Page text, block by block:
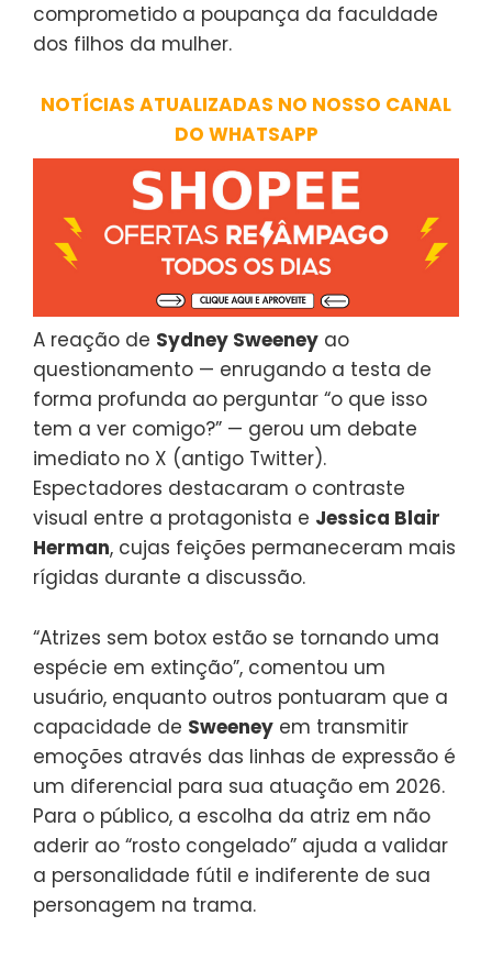
comprometido a poupança da faculdade
dos filhos da mulher.
NOTÍCIAS ATUALIZADAS NO NOSSO CANAL
DO WHATSAPP
A reação de Sydney Sweeney ao
questionamento — enrugando a testa de
forma profunda ao perguntar “o que isso
tem a ver comigo?” — gerou um debate
imediato no X (antigo Twitter).
Espectadores destacaram o contraste
visual entre a protagonista e Jessica Blair
Herman, cujas feições permaneceram mais
rígidas durante a discussão.
“Atrizes sem botox estão se tornando uma
espécie em extinção”, comentou um
usuário, enquanto outros pontuaram que a
capacidade de Sweeney em transmitir
emoções através das linhas de expressão é
um diferencial para sua atuação em 2026.
Para o público, a escolha da atriz em não
aderir ao “rosto congelado” ajuda a validar
a personalidade fútil e indiferente de sua
personagem na trama.